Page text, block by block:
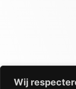
Wij
CATALOGI